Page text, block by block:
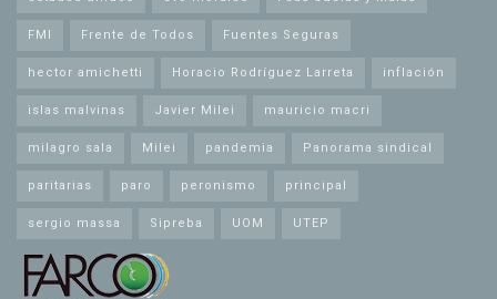
FMI Frente de Todos Fuentes Seguras
hector amichetti Horacio Rodríguez Larreta inflación
islas malvinas Javier Milei mauricio macri
milagro sala Milei pandemia Panorama sindical
paritarias paro peronismo principal
sergio massa Sipreba UOM UTEP